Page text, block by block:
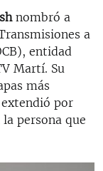
nombró a
a
entidad
Martí. Su
más
por
persona que